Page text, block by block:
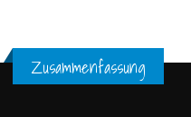
Zusammenfassung